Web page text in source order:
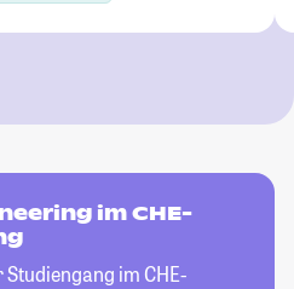
im CHE-
im CHE-